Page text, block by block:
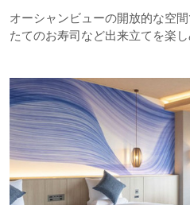
オーシャンビューの開放的な空
たてのお寿司など出来立てを楽